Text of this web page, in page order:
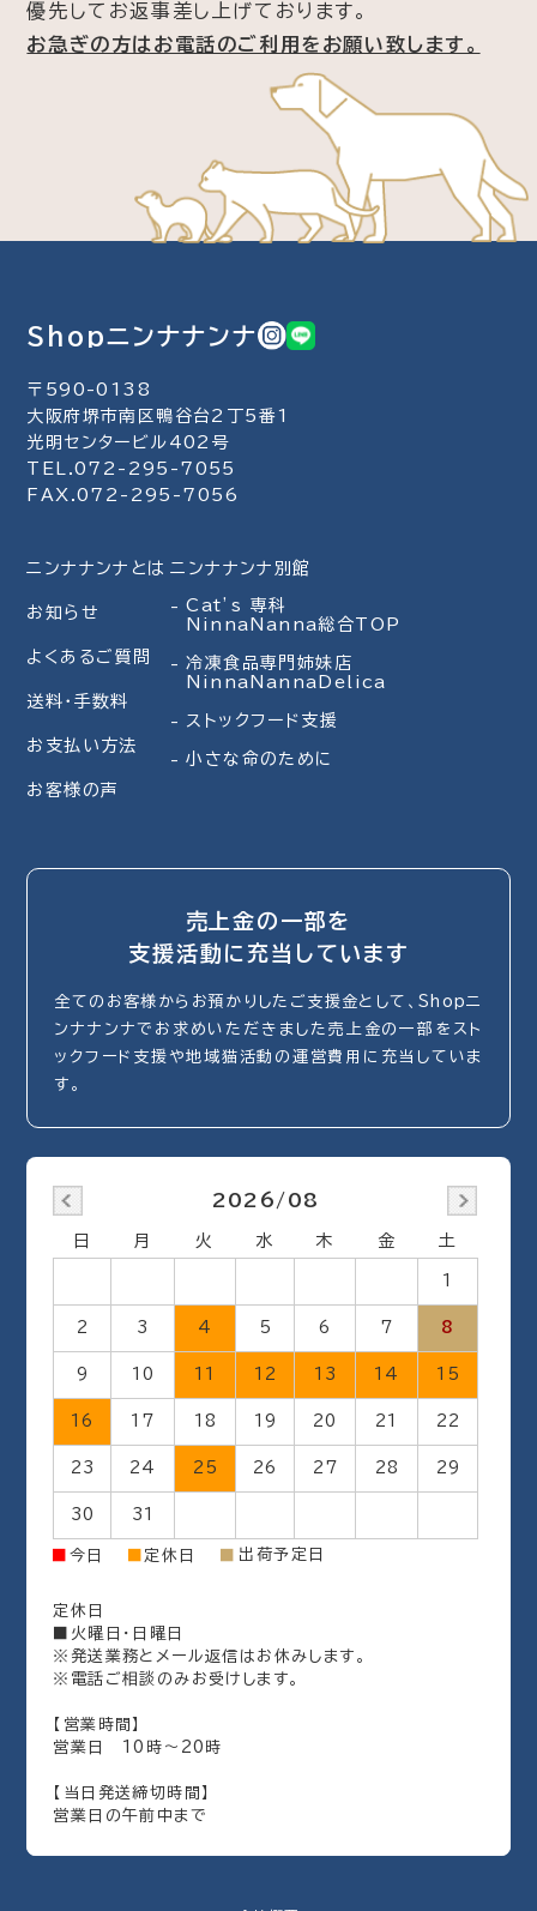
優先してお返事差し上げております。
お急ぎの方はお電話のご利用をお願い致します。
Shopニンナナンナ
〒590-0138
大阪府堺市南区鴨谷台2丁5番1
光明センタービル402号
TEL.072-295-7055
FAX.072-295-7056
ニンナナンナとは
お知らせ
よくあるご質問
送料・手数料
お支払い方法
お客様の声
ニンナナンナ別館
Cat’s 専科
NinnaNanna総合TOP
冷凍食品専門姉妹店
NinnaNannaDelica
ストックフード支援
小さな命のために
売上金の一部を
支援活動に充当しています
全てのお客様からお預かりしたご支援金として、Shopニ
ンナナンナでお求めいただきました売上金の一部をスト
ックフード支援や地域猫活動の運営費用に充当していま
す。
2026/08
日 月 火 水 木 金 土
1
2 3 4 5 6 7 8
9 10 11 12 13 14 15
16 17 18 19 20 21 22
23 24 25 26 27 28 29
30 31
今日 定休日 出荷予定日
定休日
■火曜日・日曜日
※発送業務とメール返信はお休みします。
※電話ご相談のみお受けします。
【営業時間】
営業日 10時～20時
【当日発送締切時間】
営業日の午前中まで